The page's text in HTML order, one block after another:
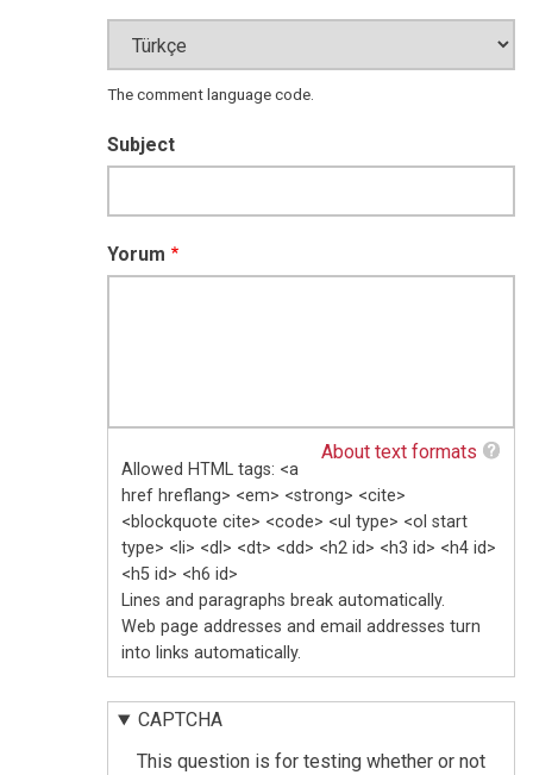
The comment language code.
Subject
Yorum
About text formats
Allowed HTML tags: <a
href hreflang> <em> <strong> <cite>
<blockquote cite> <code> <ul type> <ol start
type> <li> <dl> <dt> <dd> <h2 id> <h3 id> <h4 id>
<h5 id> <h6 id>
Lines and paragraphs break automatically.
Web page addresses and email addresses turn
into links automatically.
CAPTCHA
This question is for testing whether or not